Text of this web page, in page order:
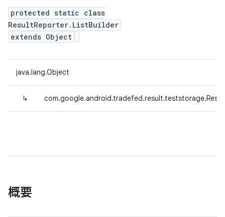
protected static class
ResultReporter.ListBuilder
extends Object
java.lang.Object
↳
概要